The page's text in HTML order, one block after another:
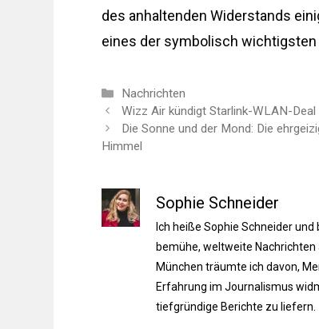
des anhaltenden Widerstands
eines der symbolisch wichtigsten
Kategorien
Nachrichten
Wizz Air kündigt Starlink-WLAN-
Die Sonne und der Mond: Die
Himmel
Sophie Schneider
Ich heiße Sophie Schneider
bemühe, weltweite
München träumte ich davon,
Erfahrung im Journalismus
tiefgründige Berichte zu liefern.